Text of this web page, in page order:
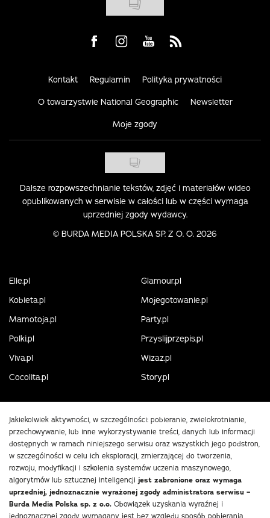
Visit us on Facebook
Visit us on Instagram
Visit us on Youtube
Visit us on Rss
Kontakt Regulamin Polityka prywatności
O towarzystwie National Geographic Newsletter
Moje zgody
Dalsze rozpowszechnianie tekstów, zdjęć i materiałów wideo
opublikowanych w serwisie w całości lub w części wymaga
uprzedniej zgody wydawcy.
© BURDA MEDIA POLSKA SP. Z O. O. 2026
Elle.pl
Glamour.pl
Kobieta.pl
Mojegotowanie.pl
Mamotoja.pl
Party.pl
Polki.pl
Przyslijprzepis.pl
Viva.pl
Wizaz.pl
Cocolita.pl
Story.pl
Jakiekolwiek aktywności, w szczególności: pobieranie, zwielokrotnianie,
przechowywanie, lub inne wykorzystywanie treści, danych lub informacji
dostępnych w ramach niniejszego serwisu oraz wszystkich jego podstron,
w szczególności w celu ich eksploracji, zmierzającej do tworzenia,
rozwoju, modyfikacji i szkolenia systemów uczenia maszynowego,
algorytmów lub sztucznej inteligencji jest zabronione oraz wymaga
uprzedniej, jednoznacznie wyrażonej zgody administratora serwisu –
Burda Media Polska sp. z o.o. Obowiązek uzyskania wyraźnej i
jednoznacznej zgody wymagany jest bez względu sposób pobierania,